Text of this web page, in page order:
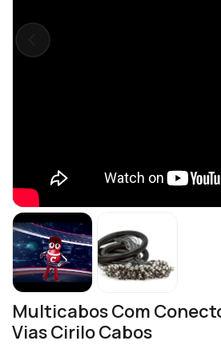
Multicabos Com
Vias Cirilo Cabos